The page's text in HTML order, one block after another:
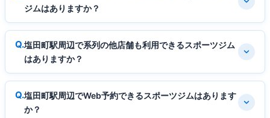
ジムはありますか？
塩田町駅周辺で系列の他店舗も利用できるスポーツジム
はありますか？
塩田町駅周辺でWeb予約できるスポーツジムはあります
か？